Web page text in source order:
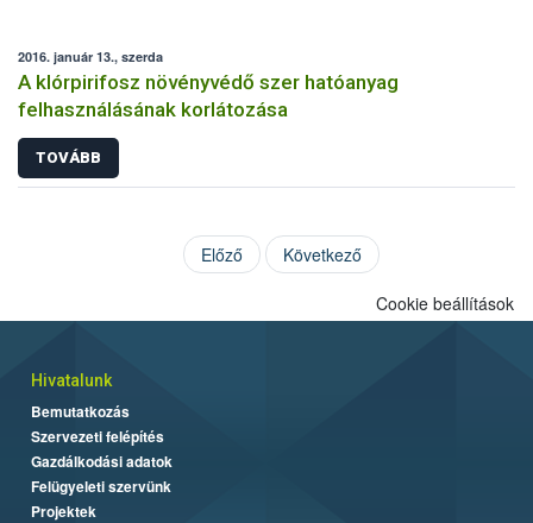
2016. január 13., szerda
A klórpirifosz növényvédő szer hatóanyag
felhasználásának korlátozása
TOVÁBB
Előző Következő
Cookie beállítások
Hivatalunk
Bemutatkozás
Szervezeti felépítés
Gazdálkodási adatok
Felügyeleti szervünk
Projektek